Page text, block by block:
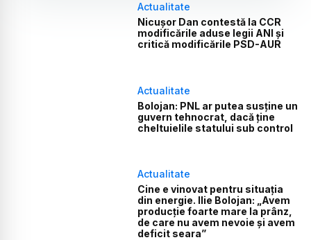
Actualitate
Nicușor Dan contestă la CCR
modificările aduse legii ANI și
critică modificările PSD-AUR
Actualitate
Bolojan: PNL ar putea susține un
guvern tehnocrat, dacă ține
cheltuielile statului sub control
Actualitate
Cine e vinovat pentru situația
din energie. Ilie Bolojan: „Avem
producție foarte mare la prânz,
de care nu avem nevoie și avem
deficit seara”